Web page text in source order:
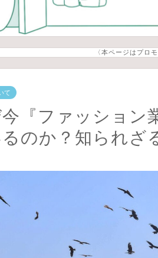
〈本ページはプロ
て
『ファッション
のか？知られざ